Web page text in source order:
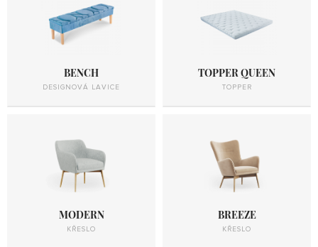
BENCH
DESIGNOVÁ LAVICE
TOPPER QUEEN
TOPPER
MODERN
KŘESLO
BREEZE
KŘESLO